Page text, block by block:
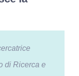
di Ricerca e